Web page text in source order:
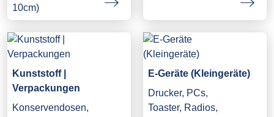
10cm)
Kunststoff |
Verpackungen
Konservendosen,
E-Geräte (Kleingeräte)
Drucker, PCs,
Toaster, Radios,